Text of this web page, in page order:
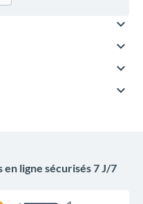




ligne sécurisés 7 J/7